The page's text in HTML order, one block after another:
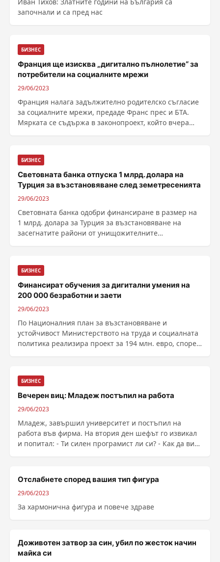
започнали и са пред нас
БИЗНЕС
Франция ще изисква „дигитално пълнолетие“ за
потребители на социалните мрежи
29/06/2023
Франция налага задължително родителско съгласие
за социалните мрежи, предаде Франс прес и БТА.
Мярката се съдържа в законопроект, който вчера
БИЗНЕС
Световната банка отпуска 1 млрд. долара на
Турция за възстановяване след земетресенията
29/06/2023
Световната банка одобри финансиране в размер на
1 млрд. долара за Турция за възстановяване на
засегнатите райони от унищожителните
БИЗНЕС
Финансират обучения за дигитални умения на
200 000 безработни и заети
29/06/2023
По Националния план за възстановяване и
устойчивост Министерството на труда и социалната
политика реализира проект за 194 млн. евро, според
БИЗНЕС
Вечерен виц: Младеж постъпил на работа
29/06/2023
Младеж, завършил университет и постъпил на
работа във фирма. На втория ден шефът го извикал
и попитал: - Ти силен програмист ли си? - Как да ви
Отслабнете според вашия тип фигура
29/06/2023
За хармонична фигура и повече здраве
Доживотен затвор за син, убил по жесток начин
майка си